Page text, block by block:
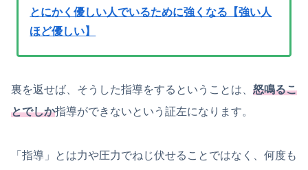
とにかく優しい人でいるために強くなる【強い人
ほど優しい】
裏を返せば、そうした指導をするということは、 怒鳴るこ
とでしか指導ができないという証左になります。
「指導」とは力や圧力でねじ伏せることではなく、何度も